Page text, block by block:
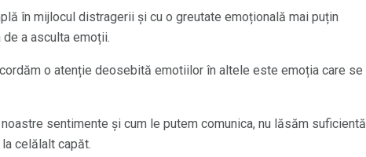
în mijlocul distragerii și cu o greutate emoțională mai puțin
a asculta emoții.
o atenție deosebită emotiilor în altele este emoția care se
sentimente și cum le putem comunica, nu lăsăm suficientă
celălalt capăt.